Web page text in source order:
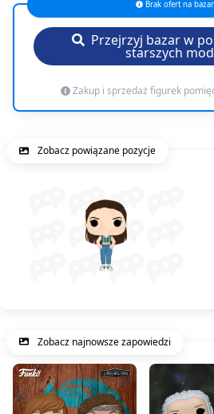
Brak ofert na
Przejrzyj bazar w
starszych
Zakup i sprzedaż figurek
Zobacz powiązane pozycje
Zobacz najnowsze zapowiedzi